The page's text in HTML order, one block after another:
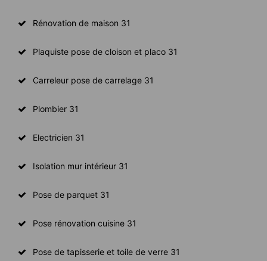
Rénovation de maison 31
Plaquiste pose de cloison et placo 31
Carreleur pose de carrelage 31
Plombier 31
Electricien 31
Isolation mur intérieur 31
Pose de parquet 31
Pose rénovation cuisine 31
Pose de tapisserie et toile de verre 31